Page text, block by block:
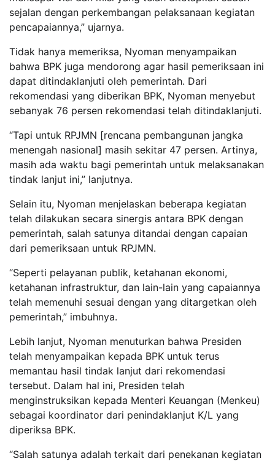
sejalan dengan perkembangan pelaksanaan kegiatan
pencapaiannya,” ujarnya.
Tidak hanya memeriksa, Nyoman menyampaikan
bahwa BPK juga mendorong agar hasil pemeriksaan ini
dapat ditindaklanjuti oleh pemerintah. Dari
rekomendasi yang diberikan BPK, Nyoman menyebut
sebanyak 76 persen rekomendasi telah ditindaklanjuti.
“Tapi untuk RPJMN [rencana pembangunan jangka
menengah nasional] masih sekitar 47 persen. Artinya,
masih ada waktu bagi pemerintah untuk melaksanakan
tindak lanjut ini,” lanjutnya.
Selain itu, Nyoman menjelaskan beberapa kegiatan
telah dilakukan secara sinergis antara BPK dengan
pemerintah, salah satunya ditandai dengan capaian
dari pemeriksaan untuk RPJMN.
“Seperti pelayanan publik, ketahanan ekonomi,
ketahanan infrastruktur, dan lain-lain yang capaiannya
telah memenuhi sesuai dengan yang ditargetkan oleh
pemerintah,” imbuhnya.
Lebih lanjut, Nyoman menuturkan bahwa Presiden
telah menyampaikan kepada BPK untuk terus
memantau hasil tindak lanjut dari rekomendasi
tersebut. Dalam hal ini, Presiden telah
menginstruksikan kepada Menteri Keuangan (Menkeu)
sebagai koordinator dari penindaklanjut K/L yang
diperiksa BPK.
“Salah satunya adalah terkait dari penekanan kegiatan